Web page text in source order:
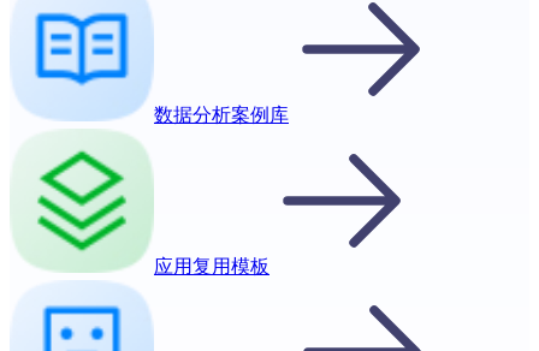
数据分析案例库
应用复用模板